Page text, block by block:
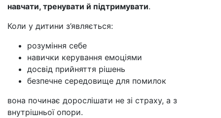
навчати, тренувати й підтримувати.
Коли у дитини з’являється:
розуміння себе
навички керування емоціями
досвід прийняття рішень
безпечне середовище для помилок
вона починає дорослішати не зі страху, а з
внутрішньої опори.